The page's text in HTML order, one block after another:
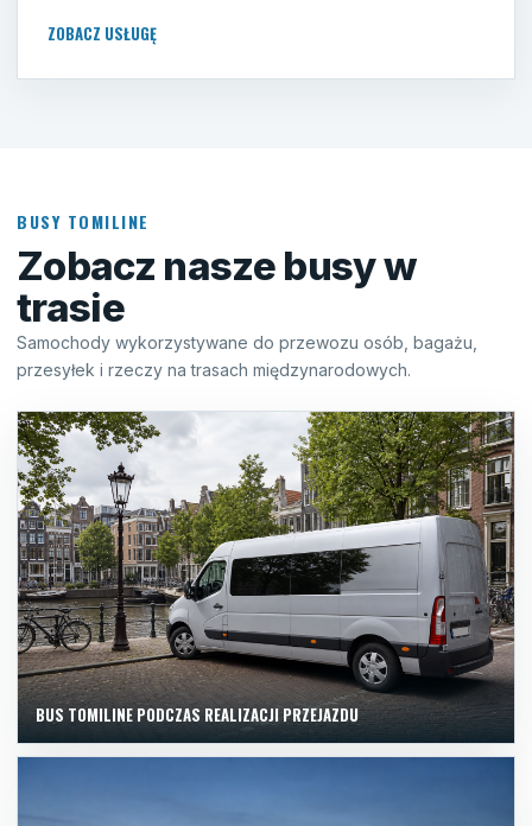
ZOBACZ USŁUGĘ
BUSY TOMILINE
Zobacz nasze busy w
trasie
Samochody wykorzystywane do przewozu osób, bagażu,
przesyłek i rzeczy na trasach międzynarodowych.
BUS TOMILINE PODCZAS REALIZACJI PRZEJAZDU